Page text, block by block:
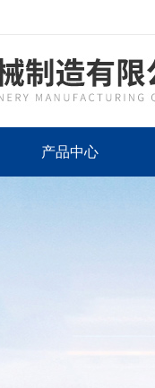
产品中心